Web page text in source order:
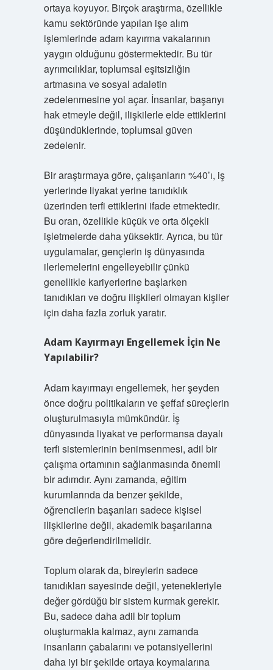
ortaya koyuyor. Birçok araştırma, özellikle
kamu sektöründe yapılan işe alım
işlemlerinde adam kayırma vakalarının
yaygın olduğunu göstermektedir. Bu tür
ayrımcılıklar, toplumsal eşitsizliğin
artmasına ve sosyal adaletin
zedelenmesine yol açar. İnsanlar, başarıyı
hak etmeyle değil, ilişkilerle elde ettiklerini
düşündüklerinde, toplumsal güven
zedelenir.
Bir araştırmaya göre, çalışanların %40’ı, iş
yerlerinde liyakat yerine tanıdıklık
üzerinden terfi ettiklerini ifade etmektedir.
Bu oran, özellikle küçük ve orta ölçekli
işletmelerde daha yüksektir. Ayrıca, bu tür
uygulamalar, gençlerin iş dünyasında
ilerlemelerini engelleyebilir çünkü
genellikle kariyerlerine başlarken
tanıdıkları ve doğru ilişkileri olmayan kişiler
için daha fazla zorluk yaratır.
Adam Kayırmayı Engellemek İçin Ne
Yapılabilir?
Adam kayırmayı engellemek, her şeyden
önce doğru politikaların ve şeffaf süreçlerin
oluşturulmasıyla mümkündür. İş
dünyasında liyakat ve performansa dayalı
terfi sistemlerinin benimsenmesi, adil bir
çalışma ortamının sağlanmasında önemli
bir adımdır. Aynı zamanda, eğitim
kurumlarında da benzer şekilde,
öğrencilerin başarıları sadece kişisel
ilişkilerine değil, akademik başarılarına
göre değerlendirilmelidir.
Toplum olarak da, bireylerin sadece
tanıdıkları sayesinde değil, yetenekleriyle
değer gördüğü bir sistem kurmak gerekir.
Bu, sadece daha adil bir toplum
oluşturmakla kalmaz, aynı zamanda
insanların çabalarını ve potansiyellerini
daha iyi bir şekilde ortaya koymalarına